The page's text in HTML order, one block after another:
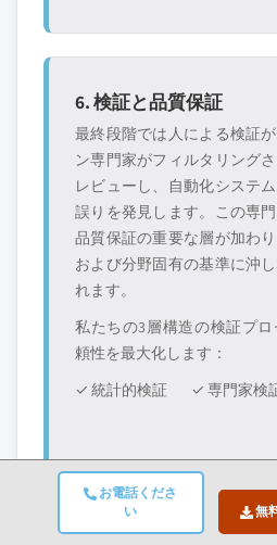
お電話くださ
い
無
6. 検証と品質保証
最終段階では人による検証
ン専門家がフィルタリング
レビューし、自動化システ
誤りを発見します。この専門
品質保証の重要な層が加わ
および分野固有の基準に沖
れます。
私たちの3層構造の検証プ
頼性を最大化します：
✓ 統計的検証
✓ 専門家検
信頼性と信用